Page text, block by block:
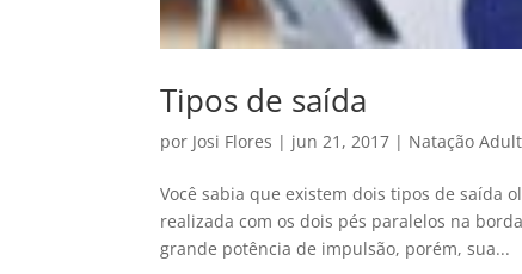
Tipos de saída
por Josi Flores | jun 21, 2017 | Natação
Você sabia que existem dois tipos de saída
realizada com os dois pés paralelos na
grande potência de impulsão, porém, sua...